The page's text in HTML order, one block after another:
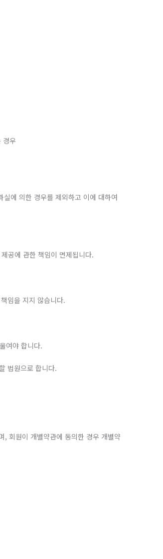
경우
에 의한 경우를 제외하고 이에 대하여
공에 관한 책임이 면제됩니다.
임을 지지 않습니다.
여야 합니다.
법원으로 합니다.
, 회원이 개별약관에 동의한 경우 개별약